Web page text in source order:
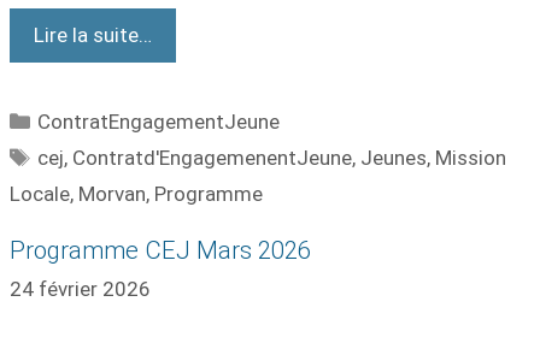
Lire la suite…
ContratEngagementJeune
cej, Contratd'EngagemenentJeune, Jeunes, Mission
Locale, Morvan, Programme
Programme CEJ Mars 2026
24 février 2026